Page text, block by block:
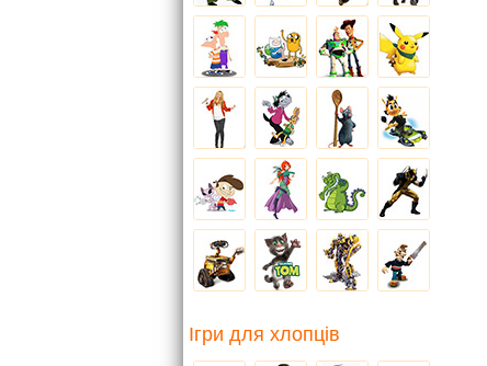
Ігри для хлопців